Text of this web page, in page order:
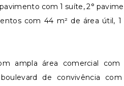
com 1 suíte, 2°
com 44 m² de área útil, 1
ampla área comercial com
de convivência com